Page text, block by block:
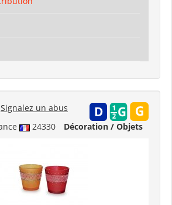
24330 Décoration / Objets
Signalez un abus